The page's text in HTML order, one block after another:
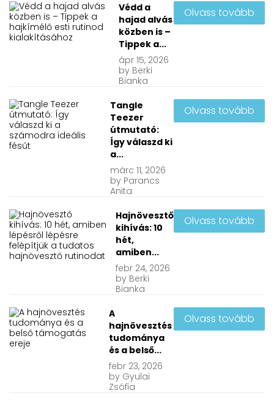
Védd a
hajad alvás
közben is –
Tippek a...
ápr15, 2026
by Berki
Bianka
Olvass tovább
Tangle
Teezer
útmutató:
Így válaszd ki
a...
márc11, 2026
by Parancs
Anita
Olvass tovább
Hajnövesztő
kihívás: 10
hét,
amiben...
febr 24, 2026
by Berki
Bianka
Olvass tovább
A
hajnövesztés
tudománya
és a belső...
febr 23, 2026
by Gyulai
Zsófia
Olvass tovább